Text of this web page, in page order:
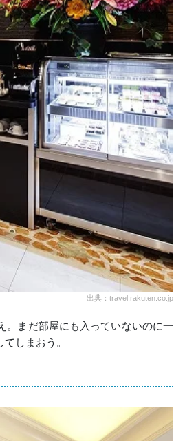
出典：travel.rakuten.co.jp
。まだ部屋にも入っていないのに一
しまおう。